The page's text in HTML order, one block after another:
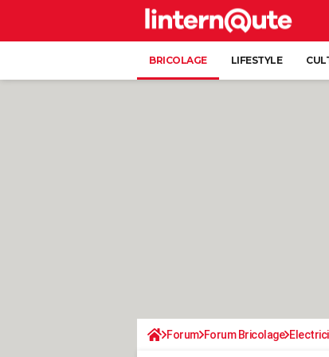
BRICOLAGE LIFESTYLE
Forum Forum Bricolage